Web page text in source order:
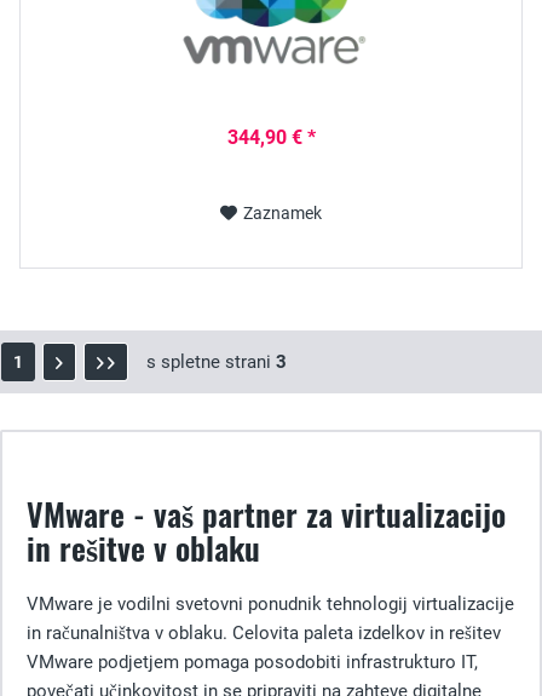
344,90 € *
Zaznamek
1 s spletne strani 3
VMware - vaš partner za virtualizacijo
in rešitve v oblaku
VMware je vodilni svetovni ponudnik tehnologij virtualizacije
in računalništva v oblaku. Celovita paleta izdelkov in rešitev
VMware podjetjem pomaga posodobiti infrastrukturo IT,
povečati učinkovitost in se pripraviti na zahteve digitalne